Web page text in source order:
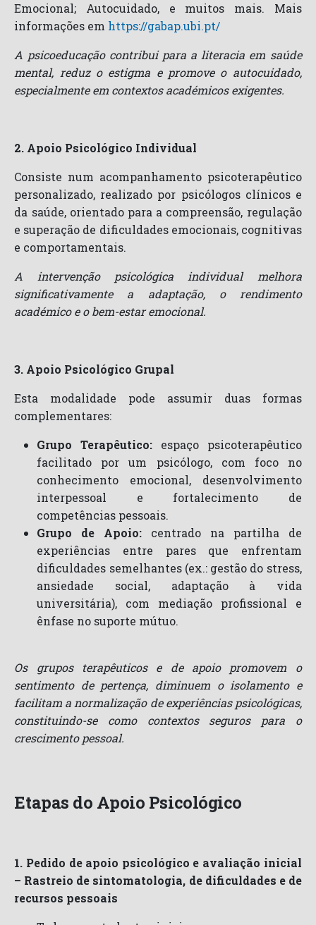
Emocional; Autocuidado, e muitos mais. Mais
informações em https://gabap.ubi.pt/
A psicoeducação contribui para a literacia em saúde
mental, reduz o estigma e promove o autocuidado,
especialmente em contextos académicos exigentes.
2. Apoio Psicológico Individual
Consiste num acompanhamento psicoterapêutico
personalizado, realizado por psicólogos clínicos e
da saúde, orientado para a compreensão, regulação
e superação de dificuldades emocionais, cognitivas
e comportamentais.
A intervenção psicológica individual melhora
significativamente a adaptação, o rendimento
académico e o bem-estar emocional.
3. Apoio Psicológico Grupal
Esta modalidade pode assumir duas formas
complementares:
Grupo Terapêutico: espaço psicoterapêutico
facilitado por um psicólogo, com foco no
conhecimento emocional, desenvolvimento
interpessoal e fortalecimento de
competências pessoais.
Grupo de Apoio: centrado na partilha de
experiências entre pares que enfrentam
dificuldades semelhantes (ex.: gestão do stress,
ansiedade social, adaptação à vida
universitária), com mediação profissional e
ênfase no suporte mútuo.
Os grupos terapêuticos e de apoio promovem o
sentimento de pertença, diminuem o isolamento e
facilitam a normalização de experiências psicológicas,
constituindo-se como contextos seguros para o
crescimento pessoal.
Etapas do Apoio Psicológico
1. Pedido de apoio psicológico e avaliação inicial
– Rastreio de sintomatologia, de dificuldades e de
recursos pessoais